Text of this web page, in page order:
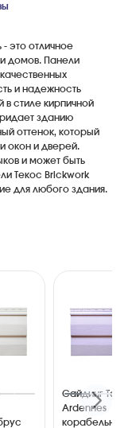
это отличное
домов. Панели
и надежность
в стиле кирпичной
зданию
оттенок, который
окон и дверей.
и может быть
Текос Brickwork
для любого здания.
Сайдинг
Ardennes